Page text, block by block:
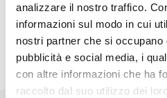
analizzare il nostro traffico.
informazioni sul modo in cui
nostri partner che si occupano
pubblicità e social media, i
con altre informazioni che ha
raccolto dal suo utilizzo dei
Codice: 01309_01
€ 27,50